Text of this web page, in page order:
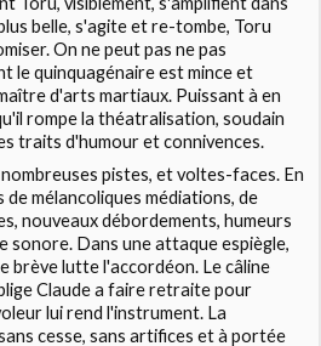
belle, s'agite et re-tombe, Toru
On ne peut pas ne pas
le quinquagénaire est mince et
d'arts martiaux. Puissant à en
rompe la théatralisation, soudain
traits d'humour et connivences.
pistes, et voltes-faces. En
mélancoliques médiations, de
nouveaux débordements, humeurs
sonore. Dans une attaque espiègle,
brève lutte l'accordéon. Le câline
Claude a faire retraite pour
lui rend l'instrument. La
cesse, sans artifices et à portée